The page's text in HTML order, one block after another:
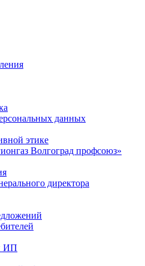
данных
этике
Волгоград профсоюз»
директора
ИП